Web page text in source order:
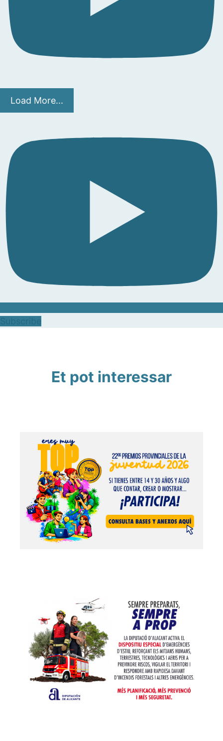
Load More...
Et pot interessar